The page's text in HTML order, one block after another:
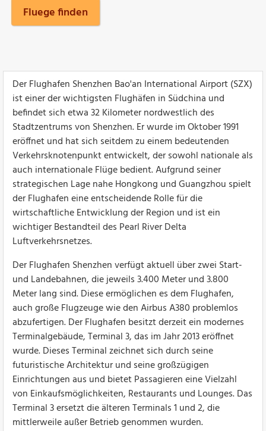
Fluege finden
Der Flughafen Shenzhen Bao'an International Airport (SZX)
ist einer der wichtigsten Flughäfen in Südchina und
befindet sich etwa 32 Kilometer nordwestlich des
Stadtzentrums von Shenzhen. Er wurde im Oktober 1991
eröffnet und hat sich seitdem zu einem bedeutenden
Verkehrsknotenpunkt entwickelt, der sowohl nationale als
auch internationale Flüge bedient. Aufgrund seiner
strategischen Lage nahe Hongkong und Guangzhou spielt
der Flughafen eine entscheidende Rolle für die
wirtschaftliche Entwicklung der Region und ist ein
wichtiger Bestandteil des Pearl River Delta
Luftverkehrsnetzes.
Der Flughafen Shenzhen verfügt aktuell über zwei Start-
und Landebahnen, die jeweils 3.400 Meter und 3.800
Meter lang sind. Diese ermöglichen es dem Flughafen,
auch große Flugzeuge wie den Airbus A380 problemlos
abzufertigen. Der Flughafen besitzt derzeit ein modernes
Terminalgebäude, Terminal 3, das im Jahr 2013 eröffnet
wurde. Dieses Terminal zeichnet sich durch seine
futuristische Architektur und seine großzügigen
Einrichtungen aus und bietet Passagieren eine Vielzahl
von Einkaufsmöglichkeiten, Restaurants und Lounges. Das
Terminal 3 ersetzt die älteren Terminals 1 und 2, die
mittlerweile außer Betrieb genommen wurden.